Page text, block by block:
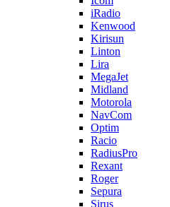
iRadio
Kenwood
Kirisun
Linton
Lira
MegaJet
Midland
Motorola
NavCom
Optim
Racio
RadiusPro
Rexant
Roger
Sepura
Sirus